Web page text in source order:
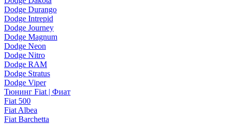
Dodge Durango
Dodge Intrepid
Dodge Journey
Dodge Magnum
Dodge Neon
Dodge Nitro
Dodge RAM
Dodge Stratus
Dodge Viper
Тюнинг Fiat | Фиат
Fiat 500
Fiat Albea
Fiat Barchetta